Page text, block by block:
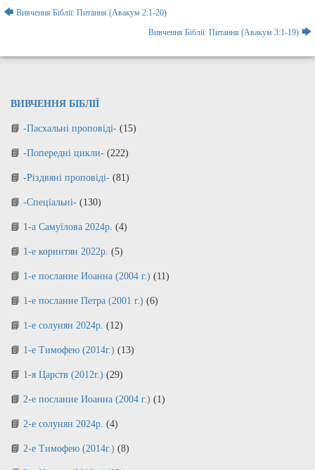
Навігація
🡄 Вивчення Біблії: Питання (Авакум 2:1-20)
Вивчення Біблії: Питання (Авакум 3:1-19) 🡆
ВИВЧЕННЯ БІБЛІЇ
-Пасхальні проповіді- (15)
-Попередні цикли- (222)
-Різдвяні проповіді- (81)
-Спеціальні- (130)
1-а Самуїлова 2024р. (4)
1-е коринтян 2022р. (5)
1-е послание Иоанна (2004 г.) (11)
1-е послание Петра (2001 г.) (6)
1-е солунян 2024р. (12)
1-е Тимофею (2014г.) (13)
1-я Царств (2012г.) (29)
2-е послание Иоанна (2004 г.) (1)
2-е солунян 2024р. (4)
2-е Тимофею (2014г.) (8)